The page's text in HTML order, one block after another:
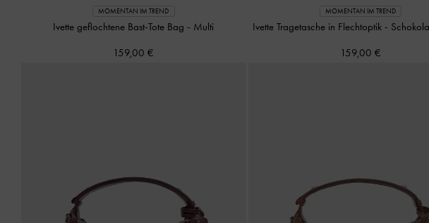
MOMENTAN IM TREND
Ivette geflochtene Bast-Tote Bag - Multi
159,00 €
MOMENTAN IM TREND
Ivette Tragetasche in Flechtoptik -
159,00 €